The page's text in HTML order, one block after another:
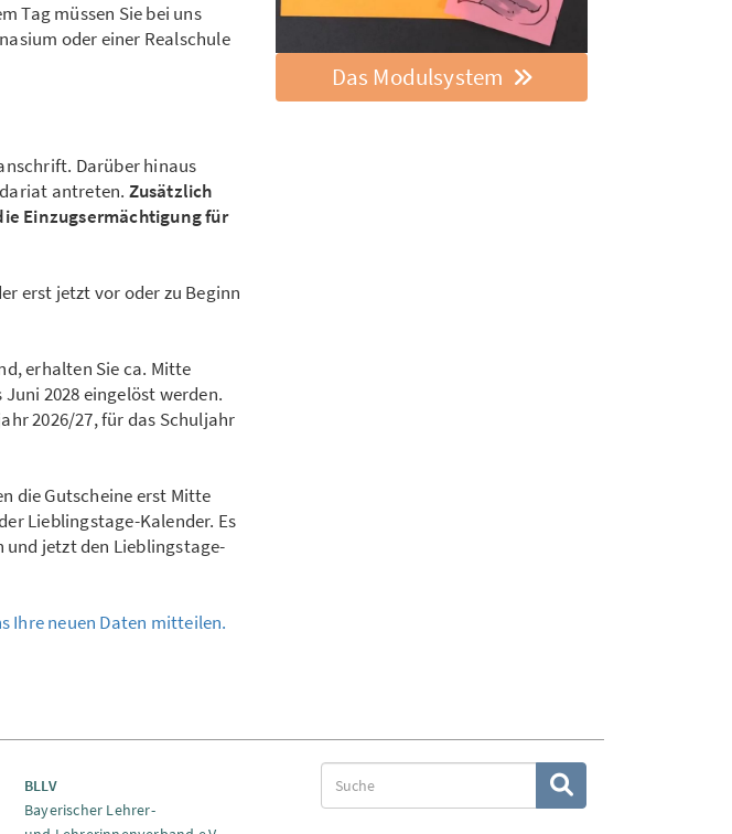
Tag müssen Sie bei uns
oder einer Realschule
Darüber hinaus
antreten. Zusätzlich
Einzugsermächtigung für
erst jetzt vor oder zu Beginn
erhalten Sie ca. Mitte
2028 eingelöst werden.
2026/27, für das Schuljahr
die Gutscheine erst Mitte
Lieblingstage-Kalender. Es
und jetzt den Lieblingstage-
Ihre neuen Daten mitteilen.
Das Modulsystem
BLLV
Bayerischer Lehrer-